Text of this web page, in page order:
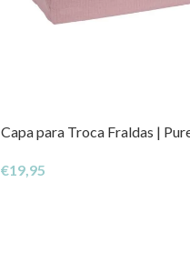
Capa para Troca Fraldas |
€19,95